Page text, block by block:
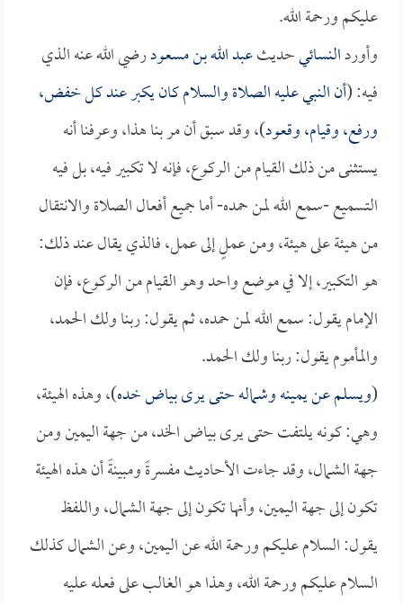
عليكم ورحمة الله.
وأوردالنسائيحديثعبد الله بن مسعودرضي الله عنه الذي
فيه: (أن النبي عليه الصلاة والسلام كان يكبر عند كل خفض،
ورفع، وقيام، وقعود)، وقد سبق أن مر بنا هذا، وعرفنا أنه
يستثنى من ذلك القيام من الركوع، فإنه لا تكبير فيه، بل فيه
التسميع -سمع الله لمن حمده- أما جميع أفعال الصلاة والانتقال
من هيئة على هيئة، ومن عملٍ إلى عمل، فالذي يقال عند ذلك:
هو التكبير، إلا في موضع واحد وهو القيام من الركوع، فإن
الإمام يقول: سمع الله لمن حمده، ثم يقول: ربنا ولك الحمد،
والمأموم يقول: ربنا ولك الحمد.
(ويسلم عن يمينه وشماله حتى يرى بياض خده)، وهذه الهيئة،
وهي: كونه يلتفت حتى يرى بياض الخد، من جهة اليمين ومن
جهة الشمال، وقد جاءت الأحاديث مفسرةً ومبينةً أن هذه الهيئة
تكون إلى جهة اليمين، وأنها تكون إلى جهة الشمال، واللفظ
يقول: السلام عليكم ورحمة الله عن اليمين، وعن الشمال كذلك
السلام عليكم ورحمة الله، وهذا هو الغالب على فعله عليه